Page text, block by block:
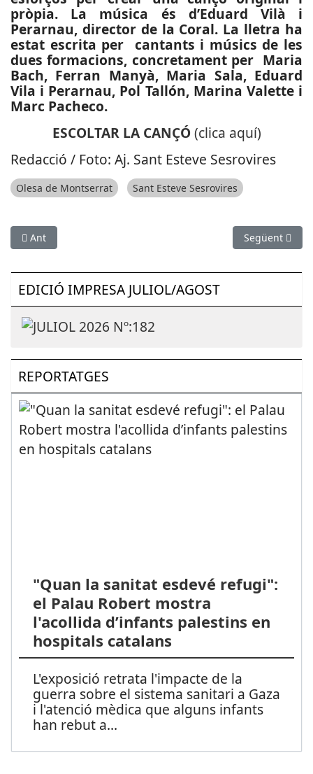
pròpia. La música és d’Eduard Vilà i
Perarnau, director de la Coral. La lletra ha
estat escrita per cantants i músics de les
dues formacions, concretament per Maria
Bach, Ferran Manyà, Maria Sala, Eduard
Vila i Perarnau, Pol Tallón, Marina Valette i
Marc Pacheco.
ESCOLTAR LA CANÇÓ (clica aquí)
Redacció / Foto: Aj. Sant Esteve Sesrovires
Olesa de Montserrat Sant Esteve Sesrovires
Article anterior: CRISI COVID-19: El Festival de Arte
Ant Article
Següent
EDICIÓ IMPRESA JULIOL/AGOST
REPORTATGES
"Quan la sanitat esdevé refugi":
el Palau Robert mostra
l'acollida d’infants palestins en
hospitals catalans
L'exposició retrata l'impacte de la
guerra sobre el sistema sanitari a Gaza
i l'atenció mèdica que alguns infants
han rebut a...